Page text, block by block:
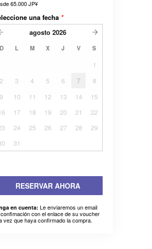
65.000 JP¥
una fecha *
agosto 2026
D L M X J V S
1
2
3 4 5 6 7
8
9
10 11 12 13 14
15
17 18 19 20 21
22
24 25 26 27 28
29
31
RESERVAR AHORA
en cuenta: Le enviaremos un email
con el enlace de su voucher
vez que haya confirmado la compra.